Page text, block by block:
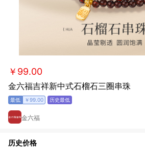
￥99.00
金六福吉祥新中式石榴石三圈串珠
￥99.00
金六福
历史价格